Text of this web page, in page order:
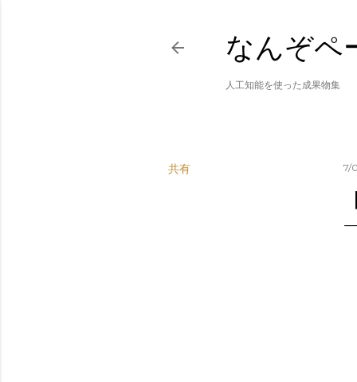
なんぞペ
人工知能を使った成果物集
共有 7/